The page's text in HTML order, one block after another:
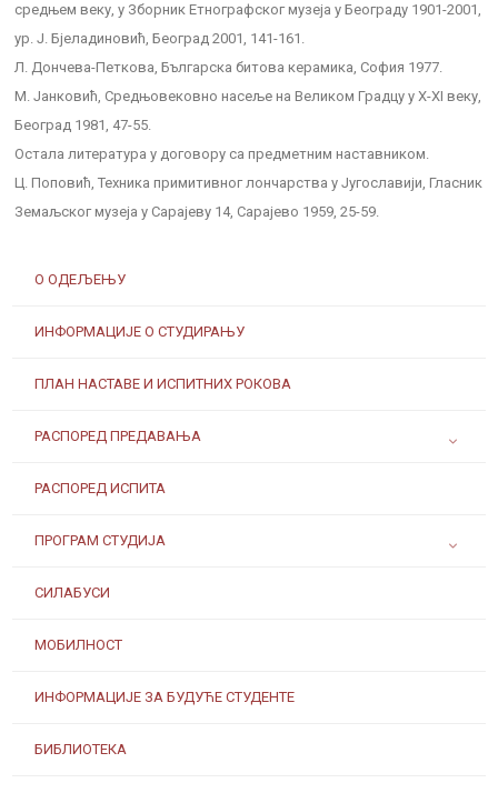
О ОДЕЉЕЊУ
ИНФОРМАЦИЈЕ О СТУДИРАЊУ
ПЛАН НАСТАВЕ И ИСПИТНИХ РОКОВА
РАСПОРЕД ПРЕДАВАЊА
РАСПОРЕД ИСПИТА
ПРОГРАМ СТУДИЈА
СИЛАБУСИ
МОБИЛНОСТ
ИНФОРМАЦИЈЕ ЗА БУДУЋЕ СТУДЕНТЕ
БИБЛИОТЕКА
средњем веку, у Зборник Етнографског музеја у Београду 1901-2001,
ур. Ј. Бјеладиновић, Београд 2001, 141-161.
Л. Дончева-Петкова, Българска битова керамика, София 1977.
М. Јанковић, Средњовековно насеље на Великом Градцу у X-XI веку,
Београд 1981, 47-55.
Остала литература у договору са предметним наставником.
Ц. Поповић, Техника примитивног лончарства у Југославији, Гласник
Земаљског музеја у Сарајеву 14, Сарајево 1959, 25-59.